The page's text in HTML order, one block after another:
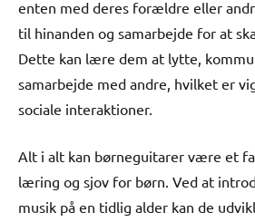
enten med deres forældre eller
til hinanden og samarbejde for at
Dette kan lære dem at lytte,
samarbejde med andre, hvilket er
sociale interaktioner.
Alt i alt kan børneguitarer være et
læring og sjov for børn. Ved at
musik på en tidlig alder kan de